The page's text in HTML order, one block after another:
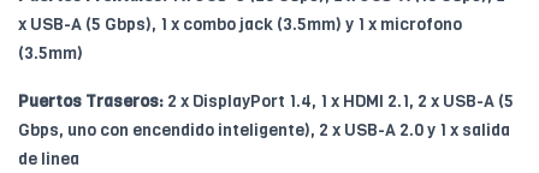
x USB-A (5 Gbps), 1 x combo jack (3.5mm) y 1 x microfono
(3.5mm)
Puertos Traseros: 2 x DisplayPort 1.4, 1 x HDMI 2.1, 2 x USB-A (5
Gbps, uno con encendido inteligente), 2 x USB-A 2.0 y 1 x salida
de linea